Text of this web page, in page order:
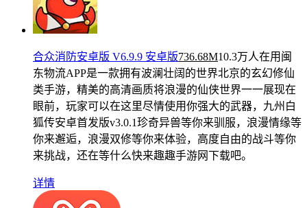
合众消防安卓版 V6.9.9 安卓版736.68M10.3万人在用 闽
东物流APP是一款拥有波澜壮阔的世界北京的玄幻修仙
类手游，精美的高清画质将浪漫的仙侠世界一一展现在
眼前，玩家可以在这里尽情使用你强大的武器，九州白
狐传安卓首发版v3.0.1珍奇异兽等你来驯服，浪漫情缘等
你来邂逅，浪漫双修等你来体验，高度自由的战斗等你
来挑战，还在等什么快来趣趣手游网下载吧。
详情